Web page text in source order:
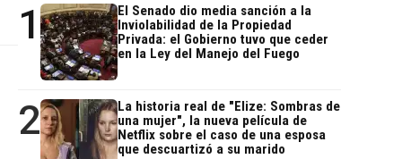
1
El Senado dio media sanción a la
Inviolabilidad de la Propiedad
Privada: el Gobierno tuvo que ceder
en la Ley del Manejo del Fuego
2
La historia real de "Elize: Sombras de
una mujer", la nueva película de
Netflix sobre el caso de una esposa
que descuartizó a su marido